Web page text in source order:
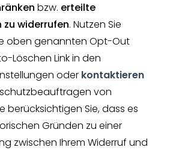
bzw. erteilte
zu widerrufen. Nutzen Sie
oben genannten Opt-Out
Löschen Link in den
oder kontaktieren
von
berücksichtigen Sie, dass es
Gründen zu einer
zwischen Ihrem Widerruf und